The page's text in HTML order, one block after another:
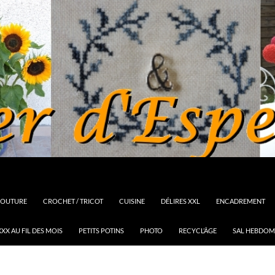
CROCHET / TRICOT CUISINE DÉLIRES XXL ENCADREMENT
AU FIL DES MOIS PETITS POTINS PHOTO RECYCL’ÂGE SAL